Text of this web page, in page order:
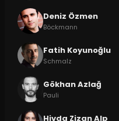
Deniz Özmen
Böckmann
Fatih Koyunoğlu
Schmalz
Gökhan Azlağ
Pauli
Hivda Zizan Alp